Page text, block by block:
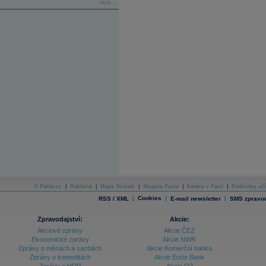
více...
O Patria.cz Reklama Mapa Stránek Skupina Patria Kariéra v Patrii Podmínky
RSS / XML | Cookies | E-mail newsletter | SMS
Zpravodajství:
Akciové zprávy
Ekonomické zprávy
Zprávy o měnách a sazbách
Zprávy o komoditách
Akcie:
Akcie ČEZ
Akcie NWR
Akcie Komerční banka
Akcie Erste Bank